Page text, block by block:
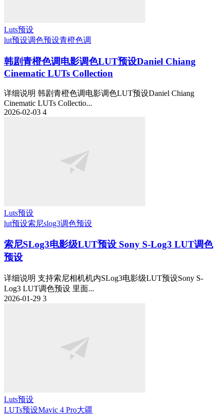
Luts预设
lut预设调色预设青橙色调
韩剧青橙色调电影调色LUT预设Daniel Chiang
Cinematic LUTs Collection
详细说明 韩剧青橙色调电影调色LUT预设Daniel Chiang
Cinematic LUTs Collectio...
2026-02-03 4
Luts预设
lut预设索尼slog3调色预设
索尼SLog3电影级LUT预设 Sony S-Log3 LUT调色
预设
详细说明 支持索尼相机机内SLog3电影级LUT预设Sony S-
Log3 LUT调色预设 里面...
2026-01-29 3
Luts预设
LUTs预设Mavic 4 Pro大疆